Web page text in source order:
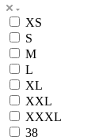
XS
S
M
L
XL
XXL
XXXL
38